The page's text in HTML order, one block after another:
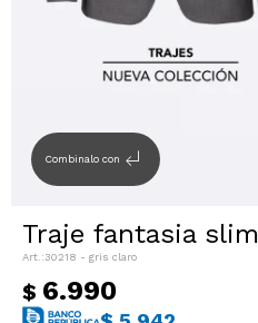
Combinalo con subdirectory_arrow_left
Traje fantasia slim
30218 - gris claro
$ 6.990